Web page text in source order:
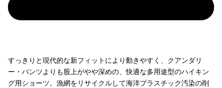
すっきりと現代的な新フィットにより動きやすく、クアンダリ
ー・パンツよりも股上がやや深めの、快適な多用途型のハイキン
グ用ショーツ。漁網をリサイクルして海洋プラスチック汚染の削